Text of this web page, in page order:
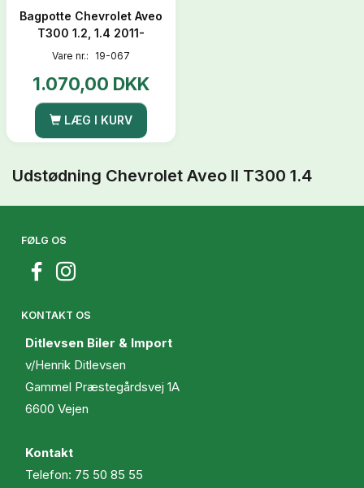
Bagpotte Chevrolet Aveo
T300 1.2, 1.4 2011-
Vare nr.: 19-067
1.070,00 DKK
LÆG I KURV
Udstødning Chevrolet Aveo II T300 1.4
FØLG OS
KONTAKT OS
Ditlevsen Biler & Import
v/Henrik Ditlevsen
Gammel Præstegårdsvej 1A
6600 Vejen
Kontakt
Telefon: 75 50 85 55